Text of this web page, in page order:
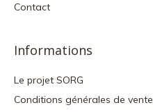
Contact
Informations
Le projet SORG
Conditions générales de vente